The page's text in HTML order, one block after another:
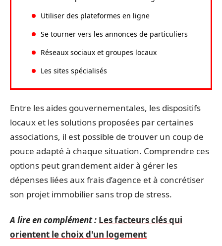
Utiliser des plateformes en ligne
Se tourner vers les annonces de particuliers
Réseaux sociaux et groupes locaux
Les sites spécialisés
Entre les aides gouvernementales, les dispositifs
locaux et les solutions proposées par certaines
associations, il est possible de trouver un coup de
pouce adapté à chaque situation. Comprendre ces
options peut grandement aider à gérer les
dépenses liées aux frais d’agence et à concrétiser
son projet immobilier sans trop de stress.
A lire en complément : Les facteurs clés qui
orientent le choix d'un logement